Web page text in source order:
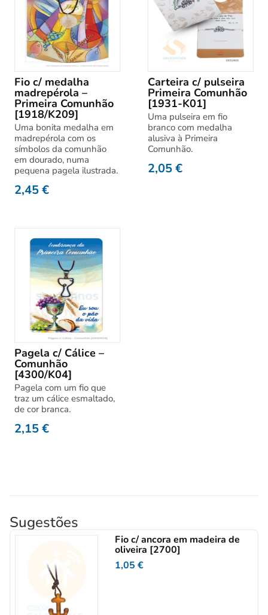
Fio c/ medalha
madrepérola –
Primeira Comunhão
[1918/K209]
Uma bonita medalha em
madrepérola com os
símbolos da comunhão
em dourado, numa
pequena pagela ilustrada.
2,45€
Carteira c/ pulseira
Primeira Comunhão
[1931-K01]
Uma pulseira em fio
branco com medalha
alusiva à Primeira
Comunhão.
2,05€
Pagela c/ Cálice –
Comunhão
[4300/K04]
Pagela com um fio que
traz um cálice esmaltado,
de cor branca.
2,15€
Sugestões
Fio c/ ancora em madeira de
oliveira [2700]
1,05€